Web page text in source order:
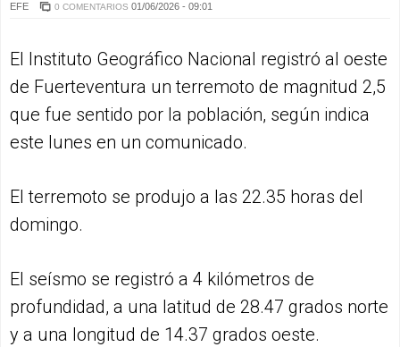
EFE 0 COMENTARIOS 01/06/2026 - 09:01
El Instituto Geográfico Nacional registró al oeste
de Fuerteventura un terremoto de magnitud 2,5
que fue sentido por la población, según indica
este lunes en un comunicado.
El terremoto se produjo a las 22.35 horas del
domingo.
El seísmo se registró a 4 kilómetros de
profundidad, a una latitud de 28.47 grados norte
y a una longitud de 14.37 grados oeste.